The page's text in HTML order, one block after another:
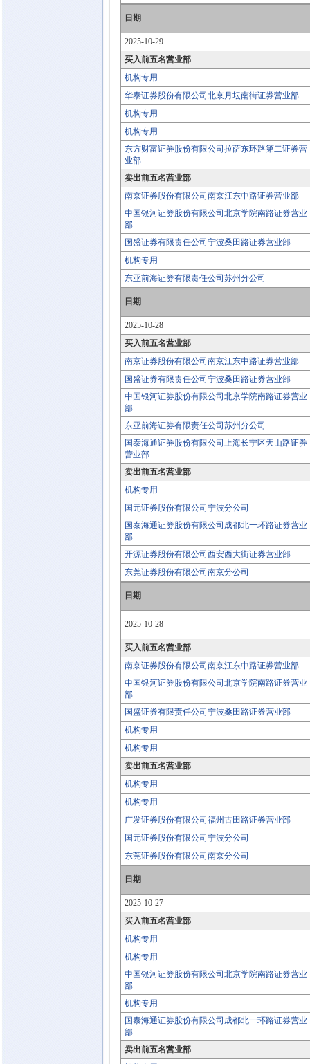
日期
2025-10-29
买入前五名营业部
机构专用
华泰证券股份有限公司北京月坛南街证券营业部
机构专用
机构专用
东方财富证券股份有限公司拉萨东环路第二证券营
业部
卖出前五名营业部
南京证券股份有限公司南京江东中路证券营业部
中国银河证券股份有限公司北京学院南路证券营业
部
国盛证券有限责任公司宁波桑田路证券营业部
机构专用
东亚前海证券有限责任公司苏州分公司
日期
2025-10-28
买入前五名营业部
南京证券股份有限公司南京江东中路证券营业部
国盛证券有限责任公司宁波桑田路证券营业部
中国银河证券股份有限公司北京学院南路证券营业
部
东亚前海证券有限责任公司苏州分公司
国泰海通证券股份有限公司上海长宁区天山路证券
营业部
卖出前五名营业部
机构专用
国元证券股份有限公司宁波分公司
国泰海通证券股份有限公司成都北一环路证券营业
部
开源证券股份有限公司西安西大街证券营业部
东莞证券股份有限公司南京分公司
日期
2025-10-28
买入前五名营业部
南京证券股份有限公司南京江东中路证券营业部
中国银河证券股份有限公司北京学院南路证券营业
部
国盛证券有限责任公司宁波桑田路证券营业部
机构专用
机构专用
卖出前五名营业部
机构专用
机构专用
广发证券股份有限公司福州古田路证券营业部
国元证券股份有限公司宁波分公司
东莞证券股份有限公司南京分公司
日期
2025-10-27
买入前五名营业部
机构专用
机构专用
中国银河证券股份有限公司北京学院南路证券营业
部
机构专用
国泰海通证券股份有限公司成都北一环路证券营业
部
卖出前五名营业部